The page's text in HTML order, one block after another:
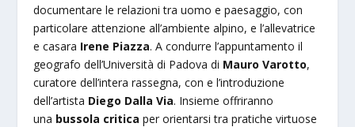
documentare le relazioni tra uomo e paesaggio, con
particolare attenzione all’ambiente alpino, e l’allevatrice
e casara Irene Piazza. A condurre l’appuntamento il
geografo dell’Università di Padova di Mauro Varotto,
curatore dell’intera rassegna, con e l’introduzione
dell’artista Diego Dalla Via. Insieme offriranno
una bussola critica per orientarsi tra pratiche virtuose